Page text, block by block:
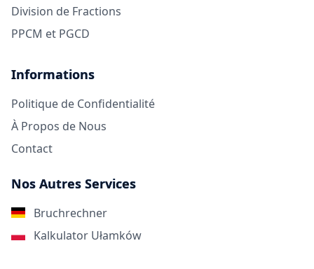
Division de Fractions
PPCM et PGCD
Informations
Politique de Confidentialité
À Propos de Nous
Contact
Nos Autres Services
Bruchrechner
Kalkulator Ułamków